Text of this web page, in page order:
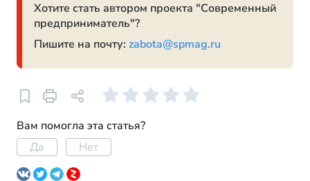
Хотите стать автором проекта "Современный
предприниматель"?
Пишите на почту: zabota@spmag.ru
Вам помогла эта статья?
Да
Нет